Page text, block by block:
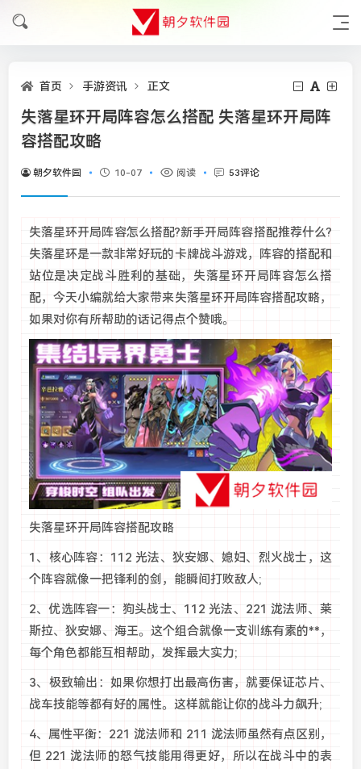
首页 手游资讯 正文
失落星环开局阵容怎么搭配 失落星环开局阵
容搭配攻略
朝夕软件园 10-07 阅读 53评论
失落星环开局阵容怎么搭配?新手开局阵容搭配推荐什么?
失落星环是一款非常好玩的卡牌战斗游戏，阵容的搭配和
站位是决定战斗胜利的基础，失落星环开局阵容怎么搭
配，今天小编就给大家带来失落星环开局阵容搭配攻略，
如果对你有所帮助的话记得点个赞哦。
失落星环开局阵容搭配攻略
1、核心阵容：112 光法、狄安娜、媳妇、烈火战士，这
个阵容就像一把锋利的剑，能瞬间打败敌人;
2、优选阵容一：狗头战士、112 光法、221 泷法师、莱
斯拉、狄安娜、海王。这个组合就像一支训练有素的**，
每个角色都能互相帮助，发挥最大实力;
3、极致输出：如果你想打出最高伤害，就要保证芯片、
战车技能等都有好的属性。这样就能让你的战斗力飙升;
4、属性平衡：221 泷法师和 211 泷法师虽然有点区别，
但 221 泷法师的怒气技能用得更好，所以在战斗中的表